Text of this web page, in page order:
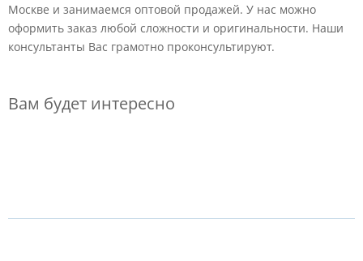
Москве и занимаемся оптовой продажей. У нас можно
оформить заказ любой сложности и оригинальности. Наши
консультанты Вас грамотно проконсультируют.
Вам будет интересно